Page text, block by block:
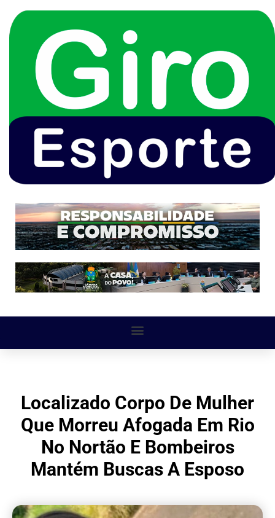
Localizado Corpo De Mulher
Que Morreu Afogada Em Rio
No Nortão E Bombeiros
Mantém Buscas A Esposo